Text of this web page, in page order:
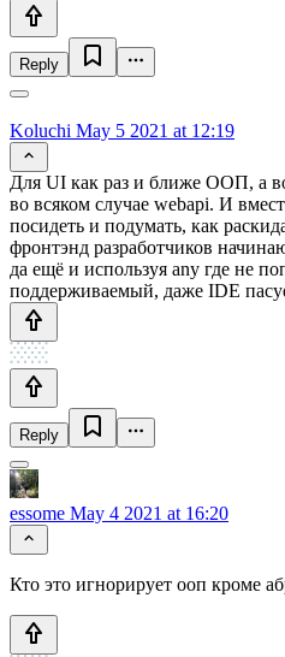
Reply
Koluchi May 5 2021 at 12:19
Для UI как раз и ближе ООП, а
во всяком случае webapi. И
посидеть и подумать, как
фронтэнд разработчиков
да ещё и используя any где не
поддерживаемый, даже IDE
Reply
essome May 4 2021 at 16:20
Кто это игнорирует ооп кроме